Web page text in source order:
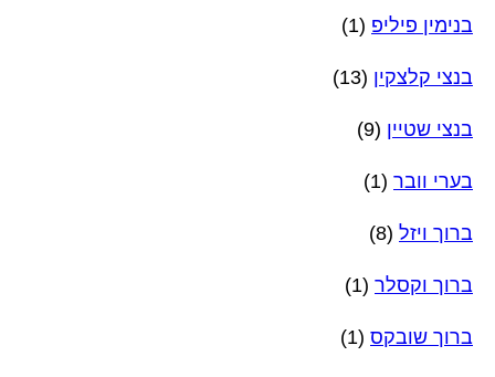
בנימין פיליפ (1)
בנצי קלצקין (13)
בנצי שטיין (9)
בערי וובר (1)
ברוך ויזל (8)
ברוך וקסלר (1)
ברוך שובקס (1)